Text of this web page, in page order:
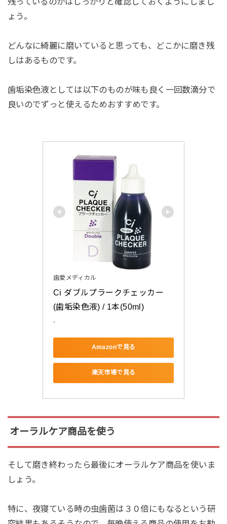
ょう。
どんなに綺麗に磨いていると思っても、どこかに磨き残
しはあるものです。
歯垢染色液としては以下のものが味も良く一回数滴分で
良いのでずっと使えるためおすすめです。
歯愛メディカル
Ci ダブルプラークチェッカー
(歯垢染色液) / 1本(50ml)
-
Amazonで見る
楽天市場で見る
オーラルケア商品を使う
そして磨き終わったら最後にオーラルケア商品を使いま
しょう。
特に、夜寝ている時の虫歯菌は３０倍にもなるという研